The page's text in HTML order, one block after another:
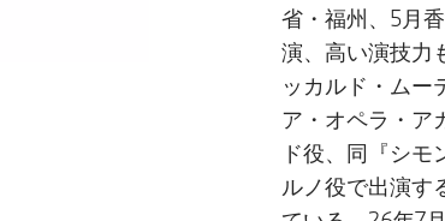
省・福州、5月
演、高い演技力
ッカルド・ムー
ア・オペラ・ア
ド役、同『シ
ルノ役で出演す